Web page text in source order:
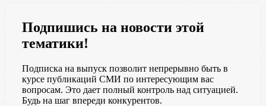
Подпишись на новости этой
тематики!
Подписка на выпуск позволит непрерывно быть в
курсе публикаций СМИ по интересующим вас
вопросам. Это дает полный контроль над ситуацией.
Будь на шаг впереди конкурентов.